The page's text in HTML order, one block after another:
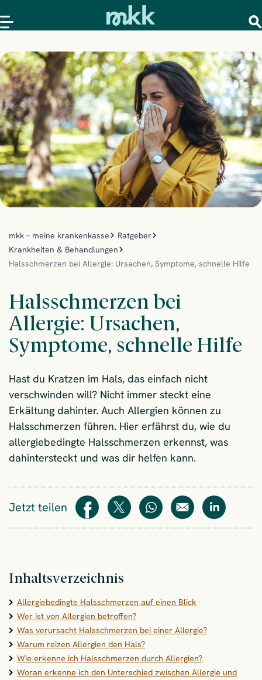
mkk – meine krankenkasse
Ratgeber
Krankheiten & Behandlungen
Halsschmerzen bei Allergie: Ursachen, Symptome, schnelle Hilfe
Halsschmerzen bei
Allergie: Ursachen,
Symptome, schnelle Hilfe
Hast du Kratzen im Hals, das einfach nicht
verschwinden will? Nicht immer steckt eine
Erkältung dahinter. Auch Allergien können zu
Halsschmerzen führen. Hier erfährst du, wie du
allergiebedingte Halsschmerzen erkennst, was
dahintersteckt und was dir helfen kann.
Jetzt teilen Teilen Teilen WhatsAppE-Mail Teilen
Inhaltsverzeichnis
Allergiebedingte Halsschmerzen auf einen Blick
Wer ist von Allergien betroffen?
Was verursacht Halsschmerzen bei einer Allergie?
Warum reizen Allergien den Hals?
Wie erkenne ich Halsschmerzen durch Allergien?
Woran erkenne ich den Unterschied zwischen Allergie und